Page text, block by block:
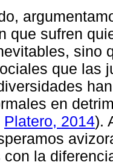
que sufren
sino
que las
en
Platero, 2014).
con la